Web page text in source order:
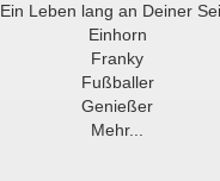
Ein Leben lang an Deiner
Einhorn
Franky
Fußballer
Genießer
Mehr...